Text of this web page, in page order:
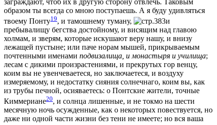
образом ты всегда со мною поступаешь. А я буду удивляться
твоему Понту19, и тамошнему туману,
и
пребывалищу бeгства достойному, и висящим над главою
холмам, и звeрям, которые искушают вeру нашу, и внизу
лежащей пустынe; или паче норам мышей, прикрываемым
почтенными именами подвизалища, и монастыря и училища;
лeсам с дикими произрастeниями, и прекрутых гор вeнцу,
коим вы не увeнчеваетеся, но заключаетеся, и воздуху
измeряемому, и недостатку сияния солнечнаго, коим вы, как
из трубы печной, осияваетесь: о Понтские жители, точные
Киммериане20, и солнца лишенные, и не токмо на шести
мeсячную ночь осужденные, как о нeкоторых повeствуется, но
даже ни одной части жизни без тeни не имeете; но вся ваша